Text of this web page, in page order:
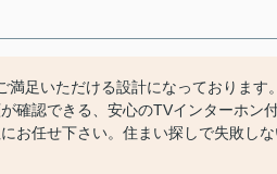
満足いただける設計になっております
確認できる、安心のTVインターホン
お任せ下さい。住まい探しで失敗し